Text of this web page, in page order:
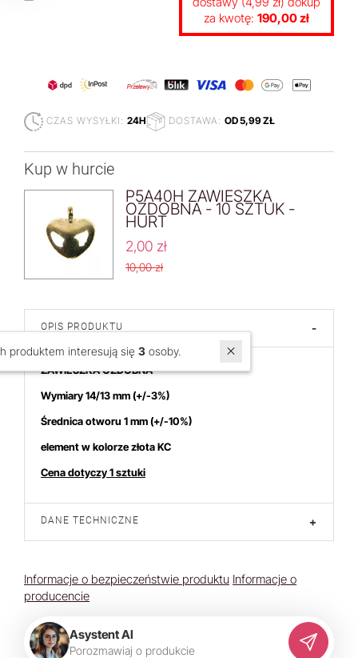
za kwotę: 190,00 zł
CZAS WYSYŁKI: 24H DOSTAWA: OD 5,99 ZŁ
Kup w hurcie
P5A40H ZAWIESZKA
OZDOBNA - 10 SZTUK -
HURT
2,00 zł
10,00 zł
OPIS PRODUKTU -
ZAWIESZKA OZDOBNA
Wymiary 14/13 mm (+/-3%)
Średnica otworu 1 mm (+/-10%)
element w kolorze złota KC
Cena dotyczy 1 sztuki
DANE TECHNICZNE +
Informacje o bezpieczeństwie produktu Informacje o
producencie
Asystent AI
Porozmawiaj o produkcie
W ostatnich 7 dniach produktem interesują się 3osoby.